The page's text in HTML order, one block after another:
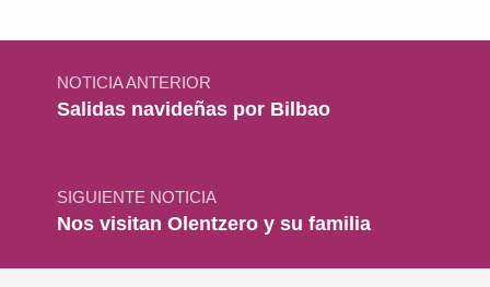
Navegación de entradas
NOTICIA ANTERIOR
Salidas navideñas por Bilbao
SIGUIENTE NOTICIA
Nos visitan Olentzero y su familia